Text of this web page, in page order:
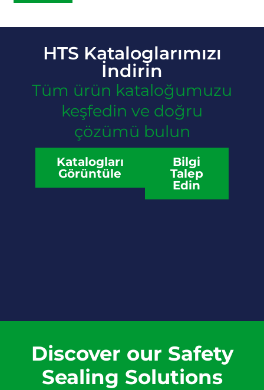
HTS Kataloglarımızı
İndirin
Tüm ürün kataloğumuzu
keşfedin ve doğru
çözümü bulun
Katalogları
Görüntüle
Bilgi
Talep
Edin
Discover our Safety
Sealing Solutions